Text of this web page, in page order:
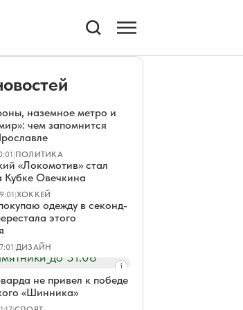
наземное метро и
чем запомнится
|ПОЛИТИКА
«Локомотив» стал
Кубке Овечкина
|ХОККЕЙ
одежду в секонд-
этого
|ДИЗАЙН
не привел к победе
«Шинника»